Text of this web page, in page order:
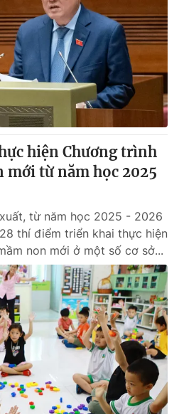
hiện Chương trình
mới từ năm học 2025
từ năm học 2025 - 2026
thí điểm triển khai thực hiện
non mới ở một số cơ sở...